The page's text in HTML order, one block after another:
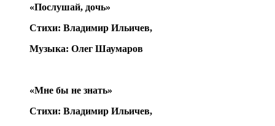
«Послушай, дочь»
Стихи: Владимир Ильичев,
Музыка: Олег Шаумаров
«Мне бы не знать»
Стихи: Владимир Ильичев,